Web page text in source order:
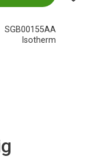
SGB00155AA
Isotherm